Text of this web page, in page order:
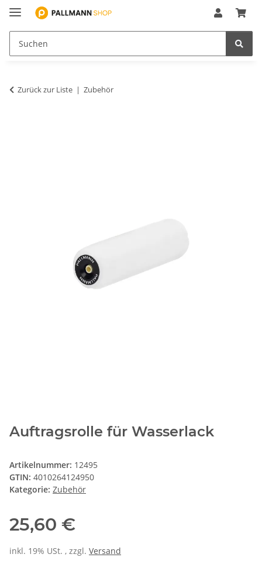
Zurück zur Liste Zubehör
Auftragsrolle für Wasserlack
Artikelnummer: 12495
GTIN: 4010264124950
Kategorie: Zubehör
25,60 €
inkl. 19% USt. , zzgl. Versand